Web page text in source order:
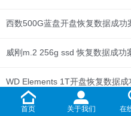
西数500G蓝盘开盘恢复数据成功
威刚m.2 256g ssd 恢复数据成功
WD Elements 1T开盘恢复数据成
WD My Passport 2T开盘恢复数
首页 关于我们 在